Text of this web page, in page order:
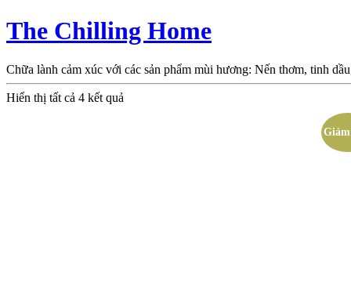
The Chilling Home
Chữa lành cảm xúc với các sản phẩm mùi hương: Nến thơm, tinh
Hiển thị tất cả 4 kết quả